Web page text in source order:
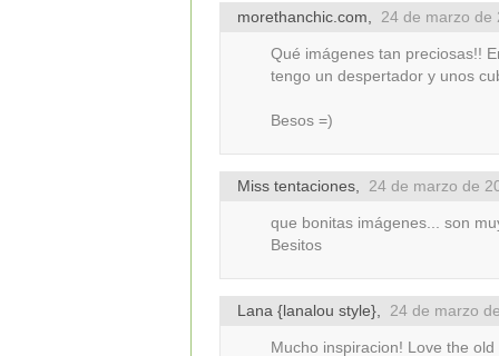
morethanchic.com, 24 de marzo de
Qué imágenes tan preciosas!!
tengo un despertador y unos
Besos =)
Miss tentaciones, 24 de marzo de
que bonitas imágenes... son
Besitos
Lana {lanalou style}, 24 de marzo
Mucho inspiracion! Love the